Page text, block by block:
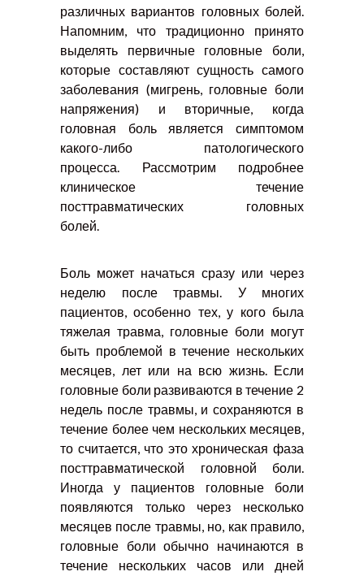
различных вариантов головных болей.
Напомним, что традиционно принято
выделять первичные головные боли,
которые составляют сущность самого
заболевания (мигрень, головные боли
напряжения) и вторичные, когда
головная боль является симптомом
какого-либо патологического
процесса. Рассмотрим подробнее
клиническое течение
посттравматических головных
болей.
Боль может начаться сразу или через
неделю после травмы. У многих
пациентов, особенно тех, у кого была
тяжелая травма, головные боли могут
быть проблемой в течение нескольких
месяцев, лет или на всю жизнь. Если
головные боли развиваются в течение 2
недель после травмы, и сохраняются в
течение более чем нескольких месяцев,
то считается, что это хроническая фаза
посттравматической головной боли.
Иногда у пациентов головные боли
появляются только через несколько
месяцев после травмы, но, как правило,
головные боли обычно начинаются в
течение нескольких часов или дней